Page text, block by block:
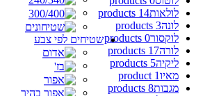
שטיחים לפי צבע
לולאות14 products
לונה3 products
לוקסור0 products
לורה17 products
ליקיה5 products
מאיו1 product
מגבות8 products